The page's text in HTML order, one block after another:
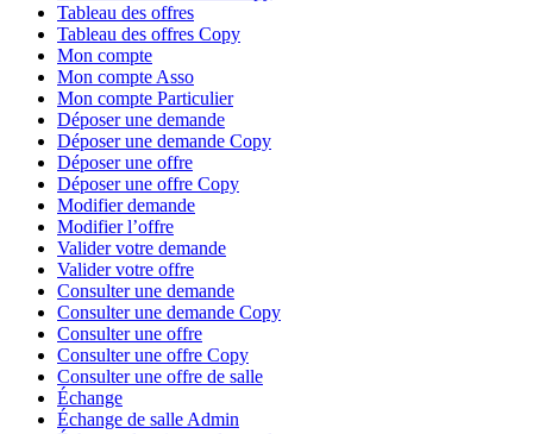
Tableau des offres
Tableau des offres Copy
Mon compte
Mon compte Asso
Mon compte Particulier
Déposer une demande
Déposer une demande Copy
Déposer une offre
Déposer une offre Copy
Modifier demande
Modifier l’offre
Valider votre demande
Valider votre offre
Consulter une demande
Consulter une demande Copy
Consulter une offre
Consulter une offre Copy
Consulter une offre de salle
Échange
Échange de salle Admin